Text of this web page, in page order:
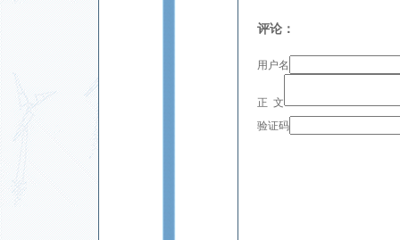
评论：
用户名
正 文
验证码